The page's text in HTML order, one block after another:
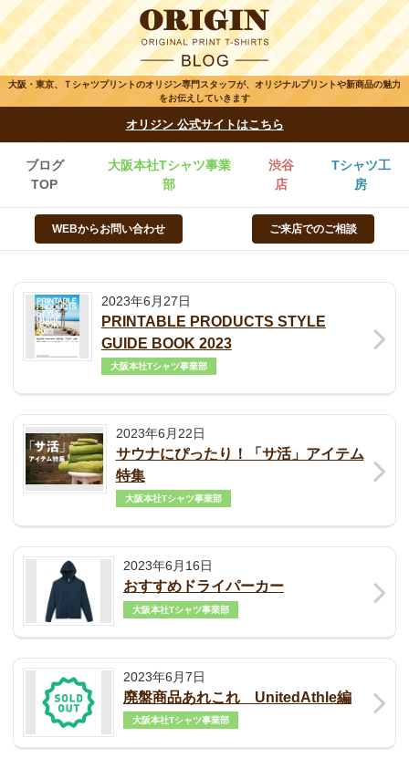
大阪・東京、Ｔシャツプリントのオリジン専門スタッフが、オリジナルプリントや新商品の魅力
をお伝えしていきます
オリジン 公式サイトはこちら
ブログ
TOP
大阪本社Tシャツ事業
部
渋谷
店
Tシャツ工
房
WEBからお問い合わせ ご来店でのご相談
2023年6月27日
PRINTABLE PRODUCTS STYLE
GUIDE BOOK 2023
大阪本社Tシャツ事業部
2023年6月22日
サウナにぴったり！「サ活」アイテム
特集
大阪本社Tシャツ事業部
2023年6月16日
おすすめドライパーカー
大阪本社Tシャツ事業部
2023年6月7日
廃盤商品あれこれ UnitedAthle編
大阪本社Tシャツ事業部